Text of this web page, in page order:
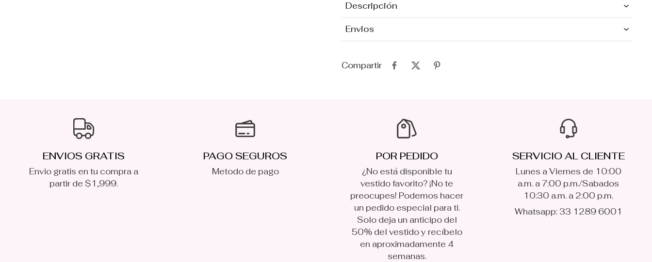
Descripción
Envios
Compartir
ENVIOS GRATIS
Envio gratis en tu compra a
partir de $1,999.
PAGO SEGUROS
Metodo de pago
POR PEDIDO
¿No está disponible tu
vestido favorito? ¡No te
preocupes! Podemos hacer
un pedido especial para ti.
Solo deja un anticipo del
50% del vestido y recíbelo
en aproximadamente 4
semanas.
SERVICIO AL CLIENTE
Lunes a Viernes de 10:00
a.m. a 7:00 p.m./Sabados
10:30 a.m. a 2:00 p.m.
Whatsapp: 33 1289 6001